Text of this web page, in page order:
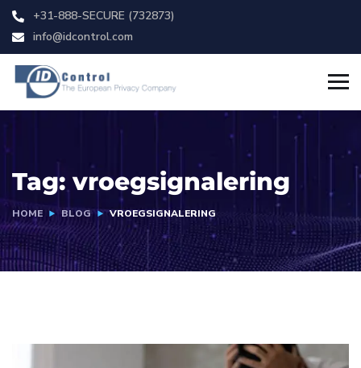
+31-888-SECURE (732873)
info@idcontrol.com
Tag: vroegsignalering
HOME BLOG VROEGSIGNALERING